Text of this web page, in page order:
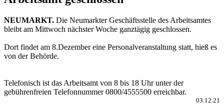
NEUMARKT. Die Neumarkter Geschäftsstelle des Arbeitsamtes
bleibt am Mittwoch nächster Woche ganztägig geschlossen.
Dort findet am 8.Dezember eine Personalveranstaltung statt, hieß es
von der Behörde.
Telefonisch ist das Arbeitsamt von 8 bis 18 Uhr unter der
gebührenfreien Telefonnummer 0800/4555500 erreichbar.
03.12.21